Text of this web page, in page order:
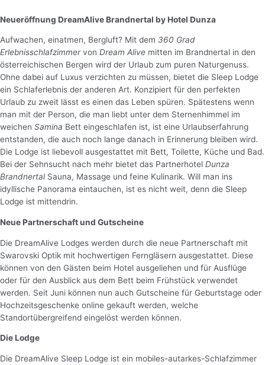
Neueröffnung DreamAlive Brandnertal by Hotel Dunza
Aufwachen, einatmen, Bergluft? Mit dem 360 Grad
Erlebnisschlafzimmervon Dream Alive mitten im Brandnertal in den
österreichischen Bergen wird der Urlaub zum puren Naturgenuss.
Ohne dabei auf Luxus verzichten zu müssen, bietet die Sleep Lodge
ein Schlaferlebnis der anderen Art. Konzipiert für den perfekten
Urlaub zu zweit lässt es einen das Leben spüren. Spätestens wenn
man mit der Person, die man liebt unter dem Sternenhimmel im
weichen Samina Bett eingeschlafen ist, ist eine Urlaubserfahrung
entstanden, die auch noch lange danach in Erinnerung bleiben wird.
Die Lodge ist liebevoll ausgestattet mit Bett, Toilette, Küche und Bad.
Bei der Sehnsucht nach mehr bietet das Partnerhotel Dunza
Brandnertal Sauna, Massage und feine Kulinarik. Will man ins
idyllische Panorama eintauchen, ist es nicht weit, denn die Sleep
Lodge ist mittendrin.
Neue Partnerschaft und Gutscheine
Die DreamAlive Lodges werden durch die neue Partnerschaft mit
Swarovski Optik mit hochwertigen Ferngläsern ausgestattet. Diese
können von den Gästen beim Hotel ausgeliehen und für Ausflüge
oder für den Ausblick aus dem Bett beim Frühstück verwendet
werden. Seit Juni können nun auch Gutscheine für Geburtstage oder
Hochzeitsgeschenke online gekauft werden, welche
Standortübergreifend eingelöst werden können.
Die Lodge
Die DreamAlive Sleep Lodge ist ein mobiles-autarkes-Schlafzimmer